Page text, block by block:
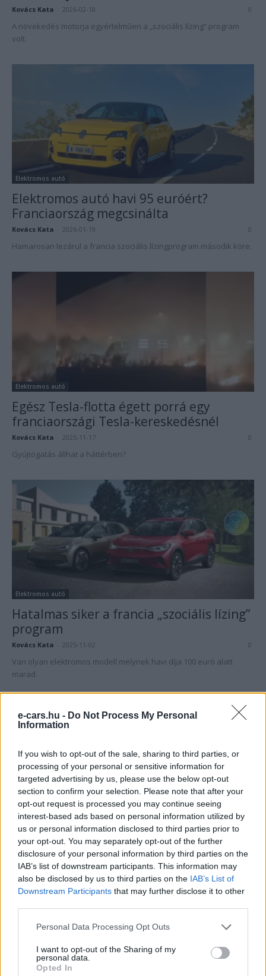
e-cars.hu - Do Not Process My Personal
Information
If you wish to opt-out of the sale, sharing to third parties, or
processing of your personal or sensitive information for
targeted advertising by us, please use the below opt-out
section to confirm your selection. Please note that after your
opt-out request is processed you may continue seeing
interest-based ads based on personal information utilized by
us or personal information disclosed to third parties prior to
your opt-out. You may separately opt-out of the further
disclosure of your personal information by third parties on the
IAB’s list of downstream participants. This information may
also be disclosed by us to third parties on the IAB’s List of
Downstream Participants that may further disclose it to other
Personal Data Processing Opt Outs
I want to opt-out of the Sharing of my
personal data.
Opted In
Kovács Kata 2026-02-18 0
A növekedés motorja egyértelműen a „szociális lízing” program
volt.
Elektromos autó
Elektromos autó havi 95 euróért?
Franciaország megcsinálta
Kovács Kata 2026-01-19 0
Hamarosan lezárul a francia szociális lízingprogram második köre.
Elektromos autó
Egész Tesla-flotta égett porrá egy
franciaországi Tesla-kereskedésnél
Kovács Kata 2025-11-17 0
Gyújtogatás állhat a háttérben?
Elektromos autó
Hatalmas siker a francia „szociális lízing”
program
Kovács Kata 2025-11-02 0
Van olyan elektromos modell melynek havi díja 100 euró alatt
marad.
Elektromos autó
Franciaországban már működik az e-
autók menet közbeni töltése az
autópályán
Kovács Kata - 2025-10-26
A rendszer 200 kW folyamatos, valamint 300 kW
csúcsteljesítmény leadására képes.